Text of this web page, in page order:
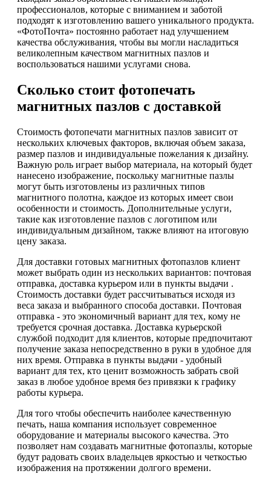
профессионалов, которые с вниманием и заботой
подходят к изготовлению вашего уникального продукта.
«ФотоПочта» постоянно работает над улучшением
качества обслуживания, чтобы вы могли насладиться
великолепным качеством магнитных пазлов и
воспользоваться нашими услугами снова.
Сколько стоит фотопечать
магнитных пазлов с доставкой
Стоимость фотопечати магнитных пазлов зависит от
нескольких ключевых факторов, включая объем заказа,
размер пазлов и индивидуальные пожелания к дизайну.
Важную роль играет выбор материала, на который будет
нанесено изображение, поскольку магнитные пазлы
могут быть изготовлены из различных типов
магнитного полотна, каждое из которых имеет свои
особенности и стоимость. Дополнительные услуги,
такие как изготовление пазлов с логотипом или
индивидуальным дизайном, также влияют на итоговую
цену заказа.
Для доставки готовых магнитных фотопазлов клиент
может выбрать один из нескольких вариантов: почтовая
отправка, доставка курьером или в пункты выдачи .
Стоимость доставки будет рассчитываться исходя из
веса заказа и выбранного способа доставки. Почтовая
отправка - это экономичный вариант для тех, кому не
требуется срочная доставка. Доставка курьерской
службой подходит для клиентов, которые предпочитают
получение заказа непосредственно в руки в удобное для
них время. Отправка в пункты выдачи - удобный
вариант для тех, кто ценит возможность забрать свой
заказ в любое удобное время без привязки к графику
работы курьера.
Для того чтобы обеспечить наиболее качественную
печать, наша компания использует современное
оборудование и материалы высокого качества. Это
позволяет нам создавать магнитные фотопазлы, которые
будут радовать своих владельцев яркостью и четкостью
изображения на протяжении долгого времени.